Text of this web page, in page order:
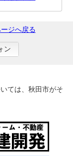
ージへ戻る
ン
ては、秋田市がそ